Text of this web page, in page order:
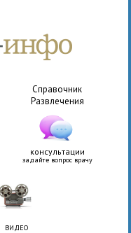
Справочник
Развлечения
консультации
задайте вопрос врачу
ВИДЕО